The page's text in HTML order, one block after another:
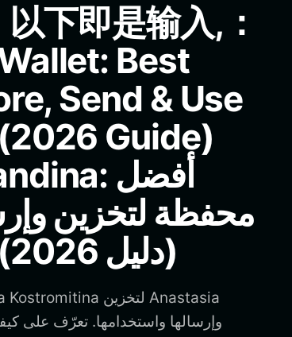
下即是输入,：
Best
Send & Use
Guide)
محفظة لتخزين
Haalandina (دليل 2026)